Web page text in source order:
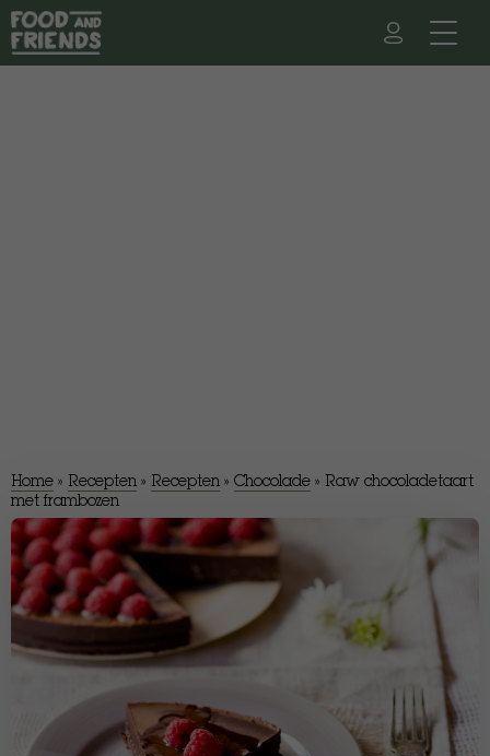
Home » Recepten » Recepten » Chocolade » Raw chocoladetaart
met frambozen